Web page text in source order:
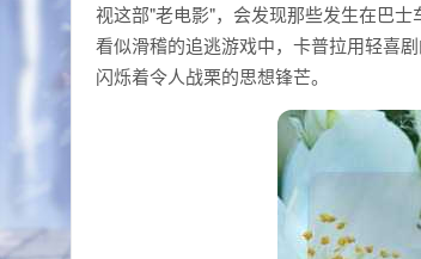
视这部"老电影"，会发现那些发生在巴
看似滑稽的追逃游戏中，卡普拉用轻喜
闪烁着令人战栗的思想锋芒。